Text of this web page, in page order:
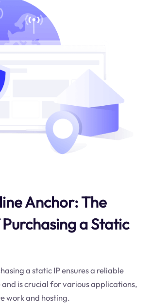
Anchor: The
a Static
a static IP ensures a reliable
and is crucial for various applications,
work and hosting.